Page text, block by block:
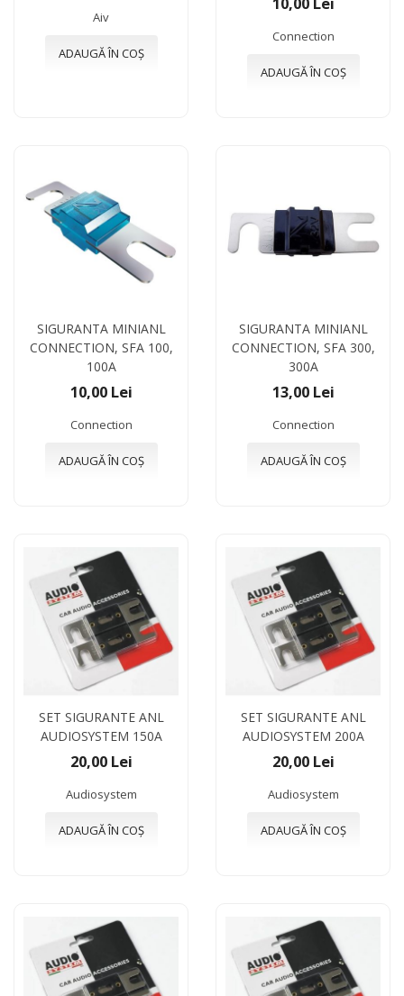
Aiv
ADAUGĂ ÎN COȘ
Connection
ADAUGĂ ÎN COȘ
SIGURANTA MINIANL
CONNECTION, SFA 100,
100A
10,00 Lei
Connection
ADAUGĂ ÎN COȘ
SIGURANTA MINIANL
CONNECTION, SFA 300,
300A
13,00 Lei
Connection
ADAUGĂ ÎN COȘ
SET SIGURANTE ANL
AUDIOSYSTEM 150A
20,00 Lei
Audiosystem
ADAUGĂ ÎN COȘ
SET SIGURANTE ANL
AUDIOSYSTEM 200A
20,00 Lei
Audiosystem
ADAUGĂ ÎN COȘ